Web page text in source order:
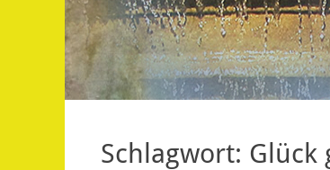
Schlagwort: Glück